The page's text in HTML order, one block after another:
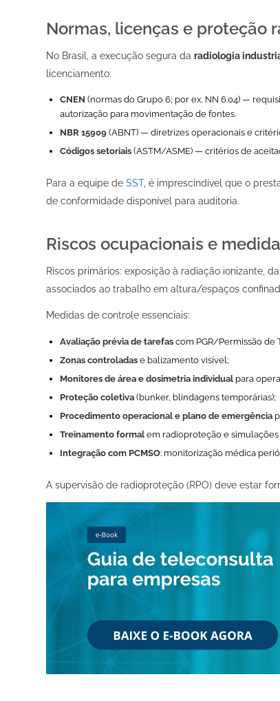
Normas, licenças e proteção
No Brasil, a execução segura da radiologia
licenciamento:
CNEN (normas do Grupo 6; por ex. NN 6.04) —
autorização para movimentação de fontes.
NBR 15909 (ABNT) — diretrizes operacionais e
Códigos setoriais (ASTM/ASME) — critérios de
Para a equipe de SST, é imprescindível que o
de conformidade disponível para auditoria.
Riscos ocupacionais e
Riscos primários: exposição à radiação ionizante,
associados ao trabalho em altura/espaços
Medidas de controle essenciais:
Avaliação prévia de tarefas com PGR/Permissão de
Zonas controladas e balizamento visível;
Monitores de área e dosimetria individual para
Proteção coletiva (bunker, blindagens temporárias);
Procedimento operacional e plano de emergência
Treinamento formal em radioproteção e simulações
Integração com PCMSO: monitorização médica
A supervisão de radioproteção (RPO) deve estar